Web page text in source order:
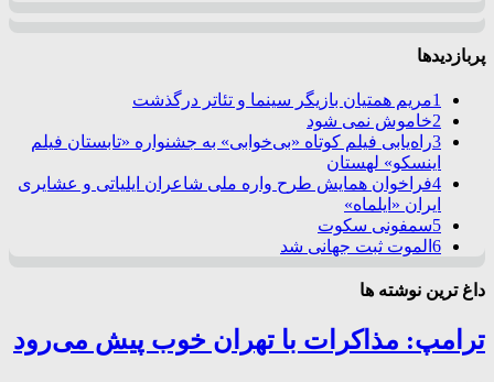
پربازدیدها
1مریم همتیان بازیگر سینما و تئاتر درگذشت
2خاموش نمی شود
3راه‌یابی فیلم کوتاه «بی‌خوابی» به جشنواره «تابستان فیلم
اینسکو» لهستان
4فراخوان همایش طرح واره ملی شاعران ایلیاتی و عشایری
ایران «ایلماه»
5سمفونی سکوت
6 الموت ثبت جهانی شد
داغ ترین نوشته ها
ترامپ: مذاکرات با تهران خوب پیش می‌رود